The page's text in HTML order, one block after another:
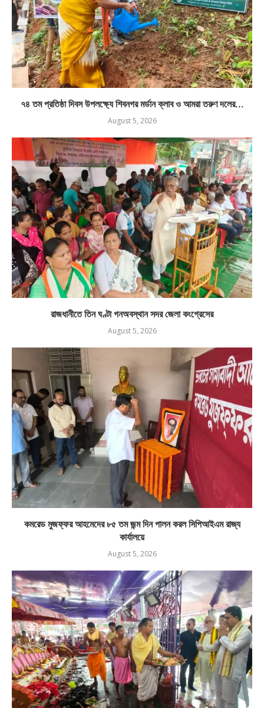
৭৪ তম প্রতিষ্ঠা দিবস উপলক্ষ্যে শিবনগর মর্ডান ক্লাব ও আমরা তরুণ দলের...
August 5, 2026
রাজধানীতে তিন ঘণ্টা গনঅবস্থান সদর জেলা কংগ্রেসের
August 5, 2026
কমরেড মুজফ্ফর আহমেদের ৮৫ তম জন্ম দিন পালন করল সিপিআইএম রাজ্য
কার্যালয়ে
August 5, 2026